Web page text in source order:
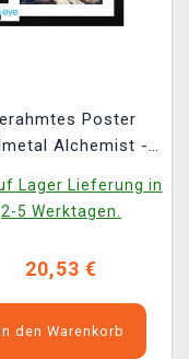
Poster
Alchemist -
Lager Lieferung in
2-5 Werktagen.
20,53 €
den Warenkorb